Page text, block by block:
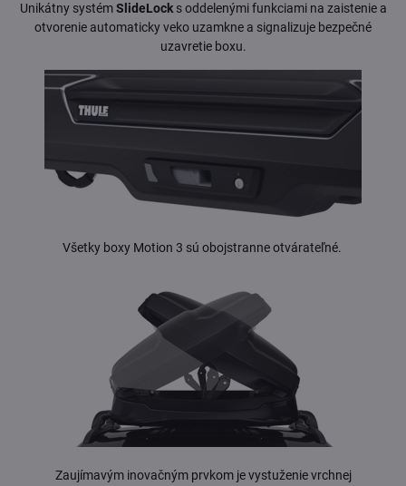
Unikátny systémSlideLocks oddelenými funkciami na zaistenie a
otvorenie automaticky veko uzamkne a signalizuje bezpečné
uzavretie boxu.
Všetky boxy Motion 3 sú obojstranne otvárateľné.
Zaujímavým inovačným prvkom je vystuženie vrchnej